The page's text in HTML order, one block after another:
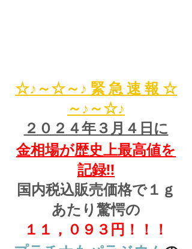
☆♪～☆～♪ 緊 急 速 報 ☆
～♪～☆♪
２０２４年３月４日に
金相場が歴史上最高値を
記録!!
国内税込販売価格で１ｇ
あたり驚愕の
１１，０９３円！！！